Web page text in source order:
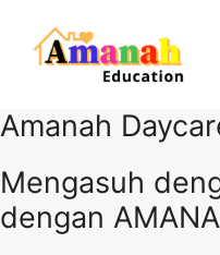
content
Amanah
Mengasuh
dengan